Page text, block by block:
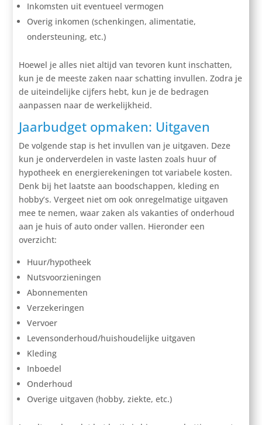
Inkomsten uit eventueel vermogen
Overig inkomen (schenkingen, alimentatie,
ondersteuning, etc.)
Hoewel je alles niet altijd van tevoren kunt inschatten,
kun je de meeste zaken naar schatting invullen. Zodra je
de uiteindelijke cijfers hebt, kun je de bedragen
aanpassen naar de werkelijkheid.
Jaarbudget opmaken: Uitgaven
De volgende stap is het invullen van je uitgaven. Deze
kun je onderverdelen in vaste lasten zoals huur of
hypotheek en energierekeningen tot variabele kosten.
Denk bij het laatste aan boodschappen, kleding en
hobby’s. Vergeet niet om ook onregelmatige uitgaven
mee te nemen, waar zaken als vakanties of onderhoud
aan je huis of auto onder vallen. Hieronder een
overzicht:
Huur/hypotheek
Nutsvoorzieningen
Abonnementen
Verzekeringen
Vervoer
Levensonderhoud/huishoudelijke uitgaven
Kleding
Inboedel
Onderhoud
Overige uitgaven (hobby, ziekte, etc.)